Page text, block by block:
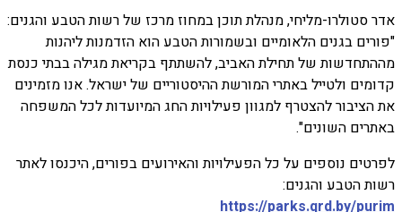
אדר סטולרו-מליחי, מנהלת תוכן במחוז מרכז של רשות הטבע והגנים:
"פורים בגנים הלאומיים ובשמורות הטבע הוא הזדמנות ליהנות
מההתחדשות של תחילת האביב, להשתתף בקריאת מגילה בבתי כנסת
קדומים ולטייל באתרי המורשת ההיסטוריים של ישראל. אנו מזמינים
את הציבור להצטרף למגוון פעילויות החג המיועדות לכל המשפחה
באתרים השונים".
לפרטים נוספים על כל הפעילויות והאירועים בפורים, היכנסו לאתר
רשות הטבע והגנים:
https://parks.qrd.by/purim